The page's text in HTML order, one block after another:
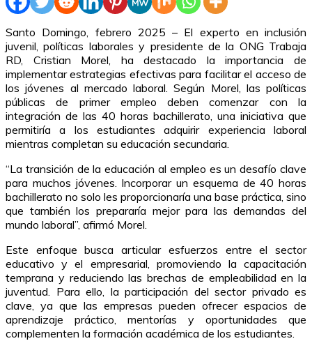
Santo Domingo, febrero 2025 – El experto en inclusión
juvenil, políticas laborales y presidente de la ONG Trabaja
RD, Cristian Morel, ha destacado la importancia de
implementar estrategias efectivas para facilitar el acceso de
los jóvenes al mercado laboral. Según Morel, las políticas
públicas de primer empleo deben comenzar con la
integración de las 40 horas bachillerato, una iniciativa que
permitiría a los estudiantes adquirir experiencia laboral
mientras completan su educación secundaria.
“La transición de la educación al empleo es un desafío clave
para muchos jóvenes. Incorporar un esquema de 40 horas
bachillerato no solo les proporcionaría una base práctica, sino
que también los prepararía mejor para las demandas del
mundo laboral”, afirmó Morel.
Este enfoque busca articular esfuerzos entre el sector
educativo y el empresarial, promoviendo la capacitación
temprana y reduciendo las brechas de empleabilidad en la
juventud. Para ello, la participación del sector privado es
clave, ya que las empresas pueden ofrecer espacios de
aprendizaje práctico, mentorías y oportunidades que
complementen la formación académica de los estudiantes.